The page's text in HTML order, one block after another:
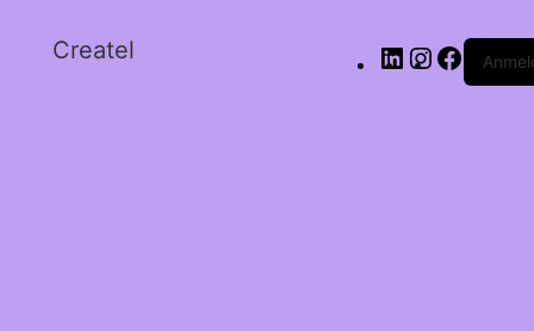
Createl